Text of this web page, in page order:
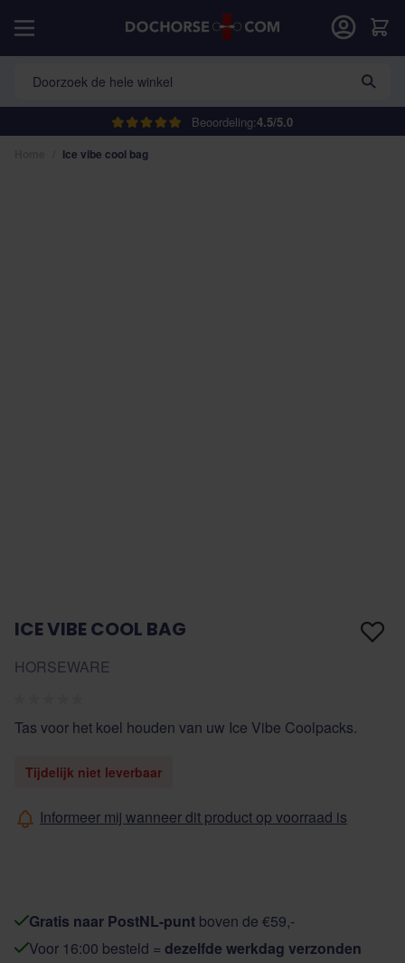
Beoordeling:4.5/5.0
Doorzoek de hele winkel
Cart
Ice vibe cool bag
ICE VIBE COOL BAG
HORSEWARE
Tas voor het koel houden van uw Ice Vibe Coolpacks.
Tijdelijk niet leverbaar
Informeer mij wanneer dit product op voorraad is
Gratis naar PostNL-punt boven de €59,-
Voor 16:00 besteld = dezelfde werkdag verzonden